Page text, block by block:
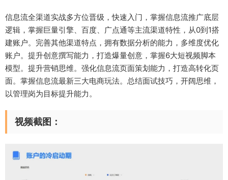
信息流全渠道实战多方位晋级，快速入门，掌握信息流推广底层
逻辑，掌握巨量引擎、百度、广点通等主流渠道特性，从0到1搭
建账户。完善其他渠道特点，拥有数据分析的能力，多维度优化
账户。提升创意撰写能力，打造爆量创意，掌握6大短视频脚本
模型。提升营销思维。强化信息流页面策划能力，打造高转化页
面。掌握信息流最新三大电商玩法。总结面试技巧，开阔思维，
以管理岗为目标提升能力。
视频截图：